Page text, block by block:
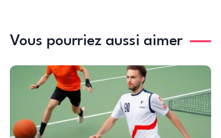
Vous pourriez aussi aimer